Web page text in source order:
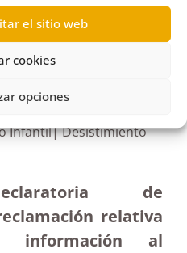
el sitio web
cookies
opcionesal Ayuntamiento de
Infantil| Desistimiento
de
relativa
al